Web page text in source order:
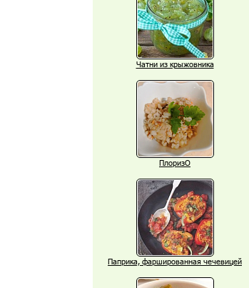
Чатни из крыжовника
ПлоризО
Паприка, фаршированная чечевицей